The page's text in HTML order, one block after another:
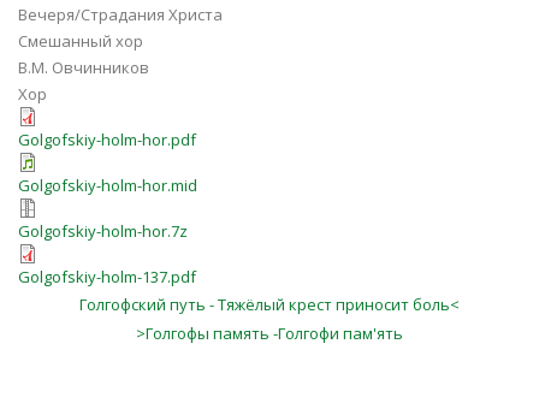
Вечеря/Страдания Христа
Смешанный хор
В.М. Овчинников
Хор
Golgofskiy-holm-hor.pdf
Golgofskiy-holm-hor.mid
Golgofskiy-holm-hor.7z
Golgofskiy-holm-137.pdf
Голгофский путь - Тяжёлый крест приносит боль<
>Голгофы память -Голгофи пам'ять